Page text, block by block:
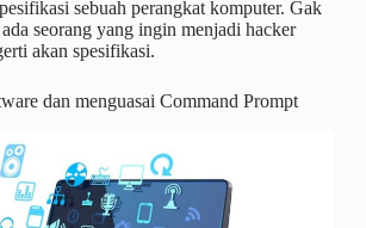
sebuah perangkat komputer. Gak
seorang yang ingin menjadi hacker
akan spesifikasi.
dan menguasai Command Prompt